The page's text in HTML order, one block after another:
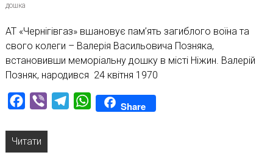
дошка
АТ «Чернігівгаз» вшановує пам’ять загиблого воїна та
свого колеги – Валерія Васильовича Позняка,
встановивши меморіальну дошку в місті Ніжин. Валерій
Позняк, народився 24 квітня 1970
Facebook
Viber TelegramWhatsAppShare
Читати